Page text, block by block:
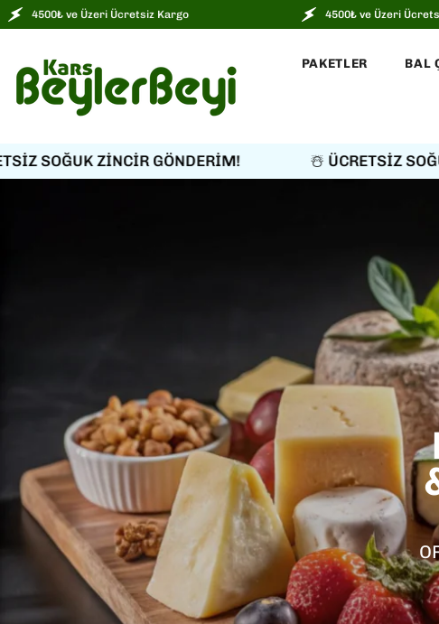
İÇERIĞE ATLA
Ücretsiz Kargo 4500₺ ve Üzeri Ücretsiz Kargo
PAKETLER BAL
GÖNDERİM! ☃️ ÜCRETSİZ SOĞUK ZİNCİR